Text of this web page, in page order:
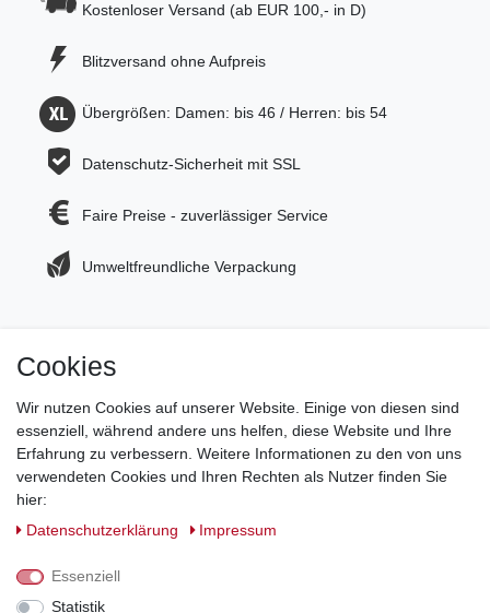
Kostenloser Versand (ab EUR 100,- in D)
Blitzversand ohne Aufpreis
Übergrößen: Damen: bis 46 / Herren: bis 54
Datenschutz-Sicherheit mit SSL
Faire Preise - zuverlässiger Service
Umweltfreundliche Verpackung
Jetzt zum Newsletter anmelden und 5€ Gutschein
Newsletter Anmeldung >
Cookies
Wir nutzen Cookies auf unserer Website. Einige von diesen sind
essenziell, während andere uns helfen, diese Website und Ihre
Erfahrung zu verbessern. Weitere Informationen zu den von uns
verwendeten Cookies und Ihren Rechten als Nutzer finden Sie
hier:
Daten­schutz­erklärung
Impressum
Essenziell
Statistik